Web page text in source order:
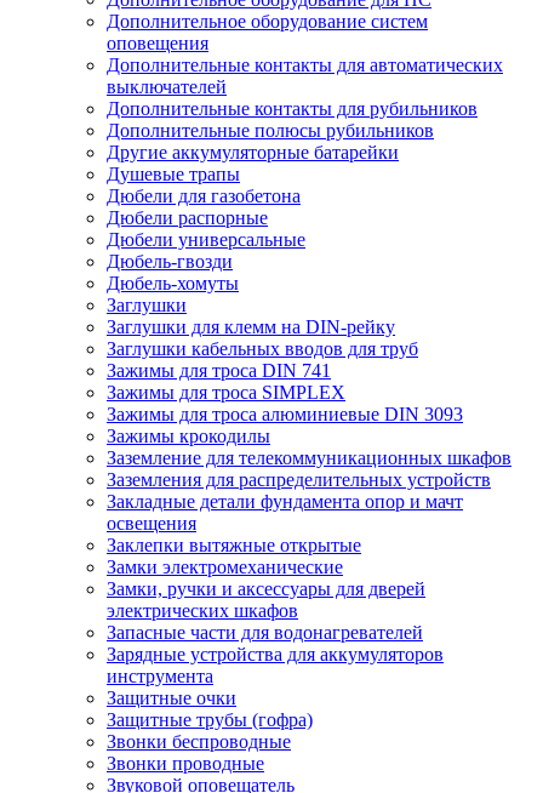
Дополнительное оборудование систем
оповещения
Дополнительные контакты для автоматических
выключателей
Дополнительные контакты для рубильников
Дополнительные полюсы рубильников
Другие аккумуляторные батарейки
Душевые трапы
Дюбели для газобетона
Дюбели распорные
Дюбели универсальные
Дюбель-гвозди
Дюбель-хомуты
Заглушки
Заглушки для клемм на DIN-рейку
Заглушки кабельных вводов для труб
Зажимы для троса DIN 741
Зажимы для троса SIMPLEX
Зажимы для троса алюминиевые DIN 3093
Зажимы крокодилы
Заземление для телекоммуникационных шкафов
Заземления для распределительных устройств
Закладные детали фундамента опор и мачт
освещения
Заклепки вытяжные открытые
Замки электромеханические
Замки, ручки и аксессуары для дверей
электрических шкафов
Запасные части для водонагревателей
Зарядные устройства для аккумуляторов
инструмента
Защитные очки
Защитные трубы (гофра)
Звонки беспроводные
Звонки проводные
Звуковой оповещатель